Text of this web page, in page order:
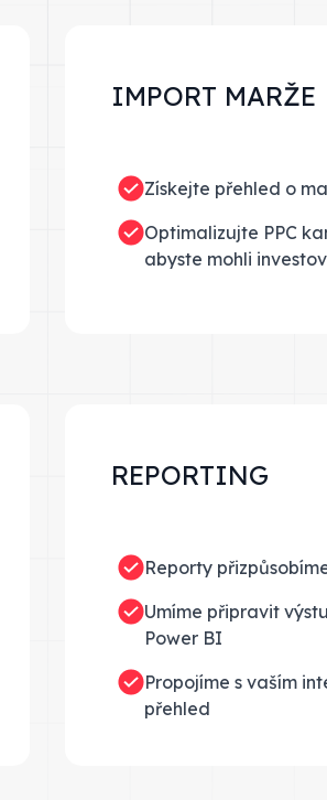
IMPORT MARŽE
Získejte přehled o
Optimalizujte PPC
abyste mohli
REPORTING
Reporty
Umíme připravit
Power BI
Propojíme s vaším
přehled